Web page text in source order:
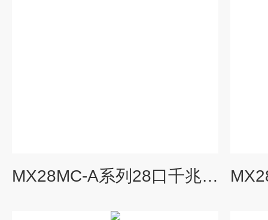
MX28MC-A系列28口千兆网管型机架式工业级以太网交换机